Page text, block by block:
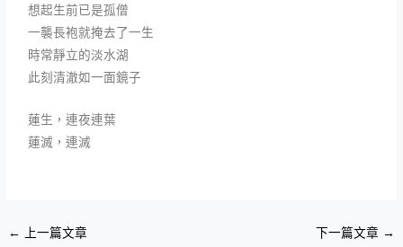
想起生前已是孤僧
一襲長袍就掩去了一生
時常靜立的淡水湖
此刻清澈如一面鏡子
蓮生，連夜連葉
蓮滅，連滅
← 上一篇文章 下一篇文章 →